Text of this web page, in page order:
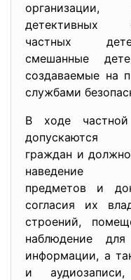
организации,
детективных
частных
смешанные
создаваемые на
службами
В ходе
граждан и
наведение
предметов и
согласия их
строений,
наблюдение
информации, а
и